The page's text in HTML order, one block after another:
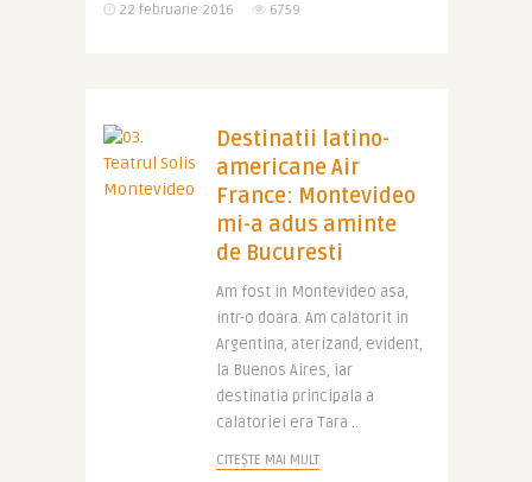
22 februarie 2016 6759
Destinatii latino-
americane Air
France: Montevideo
mi-a adus aminte
de Bucuresti
Am fost in Montevideo asa,
intr-o doara. Am calatorit in
Argentina, aterizand, evident,
la Buenos Aires, iar
destinatia principala a
calatoriei era Tara ..
CITEȘTE MAI MULT